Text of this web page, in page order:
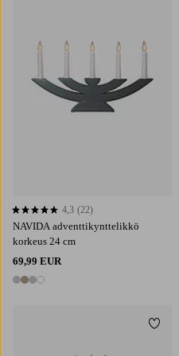
NAVIDA adventtikynttelikkö
korkeus 24 cm
69,99 EUR
4 värejä
4,3 perustuen 22 arvosanaan
4,3 (22)